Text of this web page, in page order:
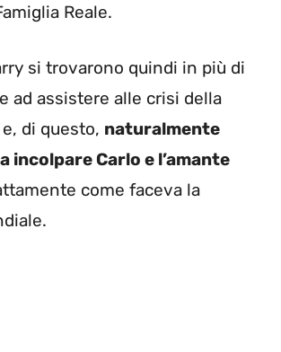
Reale.
si trovarono quindi in più di
ad assistere alle crisi della
di questo, naturalmente
incolpare Carlo e l’amante
come faceva la